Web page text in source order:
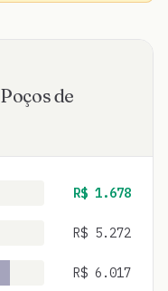
Poços de
R$ 1.678
R$ 5.272
R$ 6.017